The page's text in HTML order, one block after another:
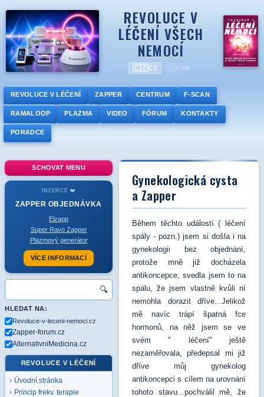
REVOLUCE V
LÉČENÍ VŠECH
NEMOCÍ
🇨🇿CZ 🇸🇰SK
REVOLUCE V LÉČENÍ ZAPPER CENTRUM F-SCAN
RAMALOOP PLAZMA VIDEO FÓRUM KONTAKTY
PORADCE
SCHOVAT MENU
INZERCE ❤️
ZAPPER OBJEDNÁVKA
Elzapp
Super Ravo Zapper
Plazmový generátor
VÍCE INFORMACÍ
🔍
HLEDAT NA:
Revoluce-v-leceni-nemoci.cz
Zapper-forum.cz
AlternativniMedicina.cz
REVOLUCE V LÉČENÍ
Úvodní stránka
Princip frekv. terapie
Gynekologická cysta
a Zapper
Během těchto událostí ( léčení
spály - pozn.) jsem si došla i na
gynekologii bez objednání,
protože mně již docházela
antikoncepce, svedla jsem to na
spálu, že jsem vlastně kvůli ní
nemohla dorazit dříve...Jelikož
mě navíc trápí špatná fce
hormonů, na něž jsem se ve
svém " léčení" ještě
nezaměřovala, předepsal mi již
dříve můj gynekolog
antikoncepci s cílem na urovnání
tohoto stavu...pochválil mě, že